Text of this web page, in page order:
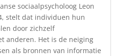
sociaalpsycholoog Leon
stelt dat individuen hun
door zichzelf
anderen. Het is de neiging
als bronnen van informatie